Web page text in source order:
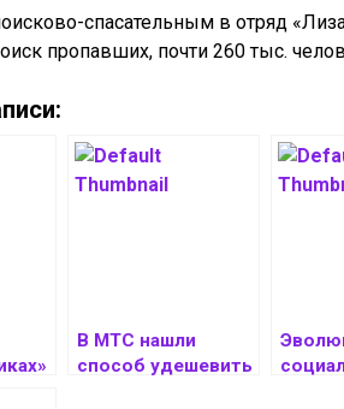
спасательным в отряд
пропавших, почти 260 тыс.
В МТС нашли
способ удешевить